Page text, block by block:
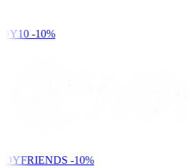
-10%
-10%